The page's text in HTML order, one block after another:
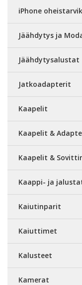
iPhone
Jäähdytys ja
Jäähdytysalustat
Jatkoadapterit
Kaapelit
Kaapelit &
Kaapelit &
Kaappi- ja
Kaiutinparit
Kaiuttimet
Kalusteet
Kamerat